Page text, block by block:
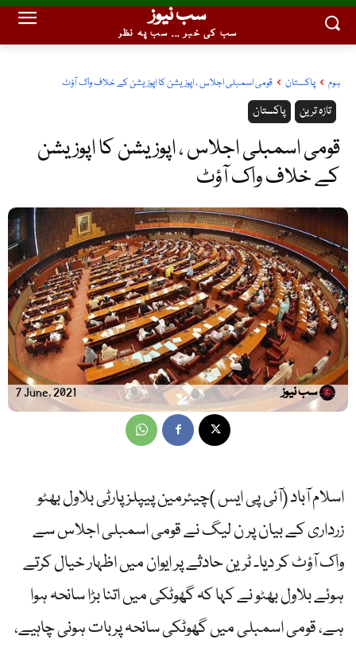
سب نیوز
سب کی خبر ... سب پہ نظر
ہوم پاکستان قومی اسمبلی اجلاس ، اپوزیشن کا اپوزیشن کے خلاف واک آؤٹ
پاکستان تازہ ترین
قومی اسمبلی اجلاس ، اپوزیشن کا اپوزیشن
کے خلاف واک آؤٹ
7 June, 2021 سب نیوز
اسلام آباد (آئی پی ایس )چیئرمین پیپلزپارٹی بلاول بھٹو
زرداری کے بیان پر ن لیگ نے قومی اسمبلی اجلاس سے
واک آؤٹ کر دیا۔ ٹرین حادثے پر ایوان میں اظہار خیال کرتے
ہوئے بلاول بھٹو نے کہا کہ گھوٹکی میں اتنا بڑا سانحہ ہوا
ہے، قومی اسمبلی میں گھوٹکی سانحہ پربات ہونی چاہیے،